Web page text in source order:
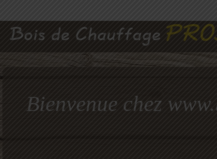
Bienvenue chez